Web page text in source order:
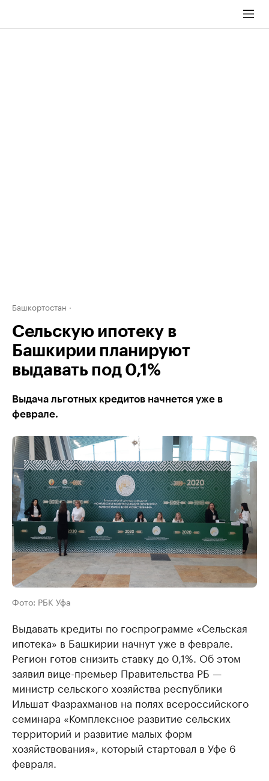
Башкортостан
Сельскую ипотеку в
Башкирии планируют
выдавать под 0,1%
Выдача льготных кредитов начнется уже в
феврале.
Фото: РБК Уфа
Выдавать кредиты по госпрограмме «Сельская
ипотека» в Башкирии начнут уже в феврале.
Регион готов снизить ставку до 0,1%. Об этом
заявил вице-премьер Правительства РБ —
министр сельского хозяйства республики
Ильшат Фазрахманов на полях всероссийского
семинара «Комплексное развитие сельских
территорий и развитие малых форм
хозяйствования», который стартовал в Уфе 6
февраля.